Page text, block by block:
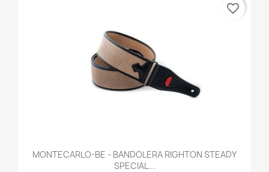
MONTECARLO-BE - BANDOLERA RIGHTON STEADY
SPECIAL...
favorite_border